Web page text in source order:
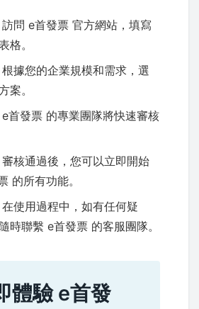
訪問 e首發票 官方網站，填寫
格。
根據您的企業規模和需求，選
案。
e首發票 的專業團隊將快速審核
審核通過後，您可以立即開始
的所有功能。
在使用過程中，如有任何疑
時聯繫 e首發票 的客服團隊。
體驗 e首發